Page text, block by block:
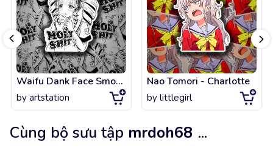
Waifu Dank Face Smoking Holy Sad Trash Talking Anime Girl
by artstation
Nao Tomori - Charlotte
by littlegirl
Cùng bộ sưu tập mrdoh68 ...